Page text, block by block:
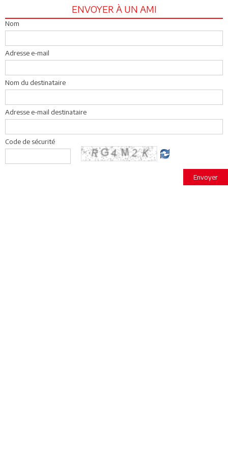
ENVOYER À UN AMI
Nom
Adresse e-mail
Nom du destinataire
Adresse e-mail destinataire
Code de sécurité
Envoyer